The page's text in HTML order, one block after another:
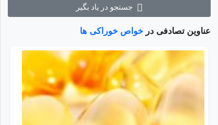
جستجو در یاد بگیر
عناوین تصادفی در خواص خوراکی ها